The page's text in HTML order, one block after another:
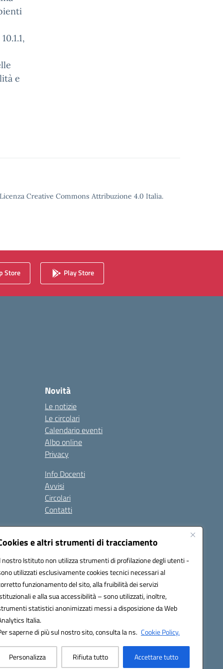
e altri strumenti di tracciamento
nostro Istituto non utilizza strumenti di profilazione degli utenti -
utilizzati esclusivamente cookies tecnici necessari al
funzionamento del sito, alla fruibilità dei servizi
e alla sua accessibilità – sono utilizzati, inoltre,
statistici anonimizzati messi a disposizione da Web
Italia.
saperne di più sul nostro sito, consulta la ns. Cookie Policy.
Personalizza Rifiuta tutto Accettare tutto
e
Creative Commons Attribuzione 4.0 Italia.
Store Play Store
Novità
Le notizie
Le circolari
Calendario eventi
Albo online
Privacy
Info Docenti
Avvisi
Circolari
Contatti
Seguici su: